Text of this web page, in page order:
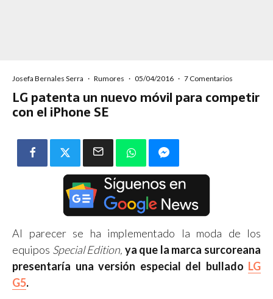
Josefa Bernales Serra · Rumores · 05/04/2016 · 7 Comentarios
LG patenta un nuevo móvil para competir
con el iPhone SE
Al parecer se ha implementado la moda de los
equipos Special Edition, ya que la marca surcoreana
presentaría una versión especial del bullado LG
G5.